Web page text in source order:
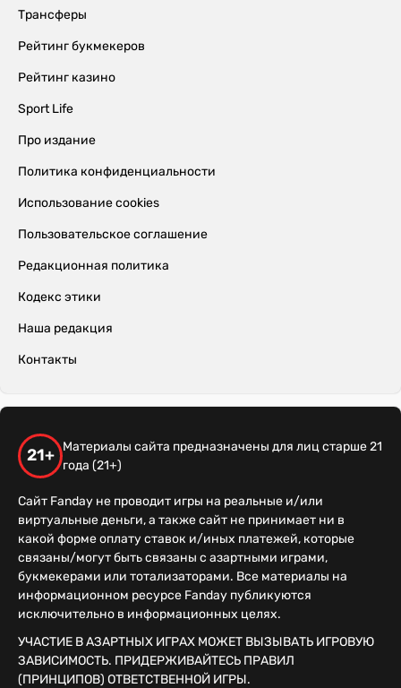
Трансферы
Рейтинг букмекеров
Рейтинг казино
Sport Life
Про издание
Политика конфиденциальности
Использование cookies
Пользовательское соглашение
Редакционная политика
Кодекс этики
Наша редакция
Контакты
21+
Материалы сайта предназначены для лиц старше 21
года (21+)
Сайт Fanday не проводит игры на реальные и/или
виртуальные деньги, а также сайт не принимает ни в
какой форме оплату ставок и/иных платежей, которые
связаны/могут быть связаны с азартными играми,
букмекерами или тотализаторами. Все материалы на
информационном ресурсе Fanday публикуются
исключительно в информационных целях.
УЧАСТИЕ В АЗАРТНЫХ ИГРАХ МОЖЕТ ВЫЗЫВАТЬ ИГРОВУЮ
ЗАВИСИМОСТЬ. ПРИДЕРЖИВАЙТЕСЬ ПРАВИЛ
(ПРИНЦИПОВ) ОТВЕТСТВЕННОЙ ИГРЫ.